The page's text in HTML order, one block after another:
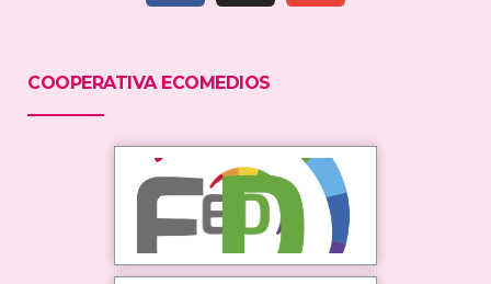
COOPERATIVA ECOMEDIOS